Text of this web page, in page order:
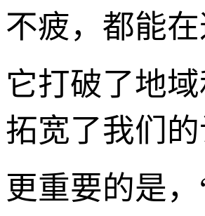
不疲，都能
它打破了地
拓宽了我们
更重要的是